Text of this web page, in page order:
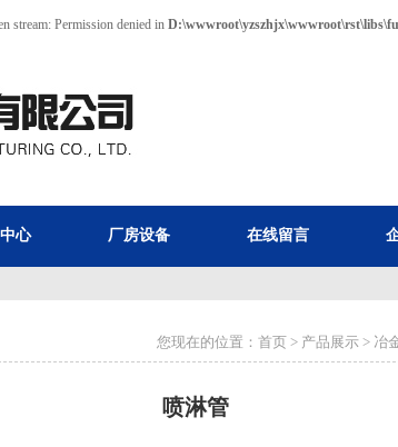
stream: Permission denied in
心 厂房设备 在线留言
您现在的位置： 首页 > 产品展示 > 冶
喷淋管